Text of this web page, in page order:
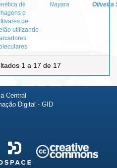
de
e
de
utilizando
Nayara
Oliveira
1 a 17 de 17
Central
Digital - GID